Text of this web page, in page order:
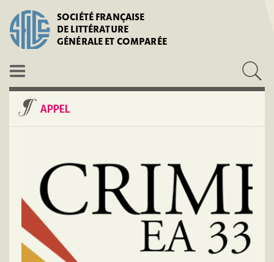
SOCIÉTÉ FRANÇAISE
DE LITTÉRATURE
GÉNÉRALE ET COMPARÉE
APPEL